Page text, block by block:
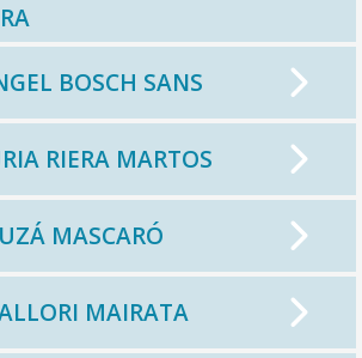
SEU ELECTRÒNICA
BOSCH SANS
RIERA MARTOS
MASCARÓ
MAIRATA